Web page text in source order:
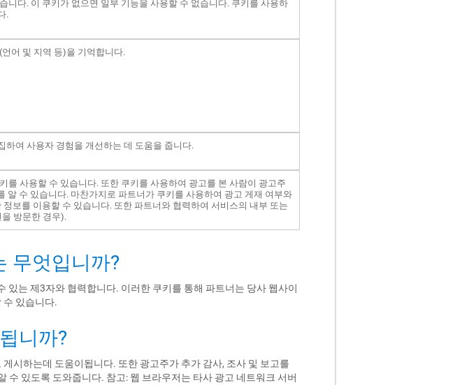
다. 이 쿠키가 없으면 일부 기능을 사용할 수 없습니다. 쿠키를 사용하
.
어 및 지역 등)을 기억합니다.
하여 사용자 경험을 개선하는 데 도움을 줍니다.
사용할 수 있습니다. 또한 쿠키를 사용하여 광고를 본 사람이 광고주
수 있습니다. 마찬가지로 파트너가 쿠키를 사용하여 광고 게재 여부와
보를 이용할 수 있습니다. 또한 파트너와 협력하여 서비스의 내부 또는
방문한 경우).
무엇입니까?
는 제3자와 협력합니다. 이러한 쿠키를 통해 파트너는 당사 웹사이
수 있습니다.
니까?
시하는데 도움이됩니다. 또한 광고주가 추가 감사, 조사 및 보고를
있도록 도와줍니다. 참고: 웹 브라우저는 타사 광고 네트워크 서버